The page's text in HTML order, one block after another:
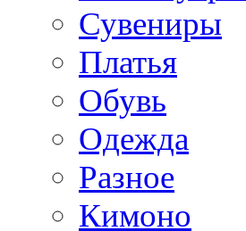
Сувениры
Платья
Обувь
Одежда
Разное
Кимоно